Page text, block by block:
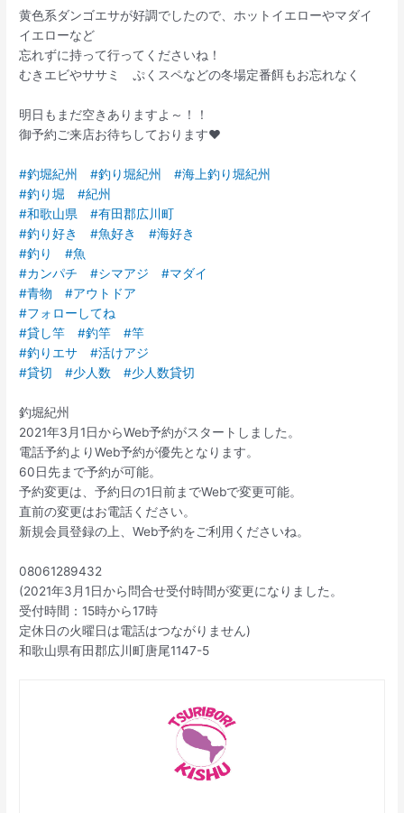
黄色系ダンゴエサが好調でしたので、ホットイエローやマダイ
イエローなど
忘れずに持って行ってくださいね！
むきエビやササミ ぷくスペなどの冬場定番餌もお忘れなく
明日もまだ空きありますよ～！！
御予約ご来店お待ちしております❤️‍
#釣堀紀州 #釣り堀紀州
#海上釣り堀紀州
#釣り堀
#紀州
#和歌山県
#有田郡広川町
#釣り好き
#魚好き
#海好き
#釣り
#魚
#カンパチ
#シマアジ
#マダイ
#青物
#アウトドア
#フォローしてね
#貸し竿
#釣竿
#竿
#釣りエサ
#活けアジ
#貸切
#少人数 #少人数貸切
釣堀紀州
2021年3月1日からWeb予約がスタートしました。
電話予約よりWeb予約が優先となります。
60日先まで予約が可能。
予約変更は、予約日の1日前までWebで変更可能。
直前の変更はお電話ください。
新規会員登録の上、Web予約をご利用くださいね。
08061289432
(2021年3月1日から問合せ受付時間が変更になりました。
受付時間：15時から17時
定休日の火曜日は電話はつながりません)
和歌山県有田郡広川町唐尾1147-5